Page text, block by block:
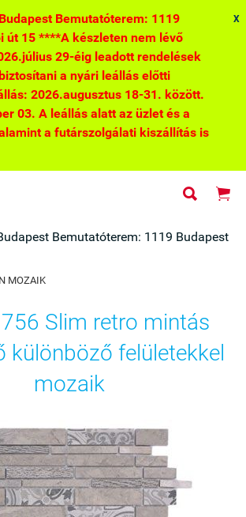
Bemutatóterem: 1119
út 15 ****A készleten nem lévő
29-éig leadott rendelések
a nyári leállás előtti
2026.augusztus 18-31. között.
03. A leállás alatt az üzlet és a
a futárszolgálati kiszállítás is
X
 
Bemutatóterem: 1119 Budapest
MOZAIK
Slim retro mintás
különböző felületekkel
mozaik